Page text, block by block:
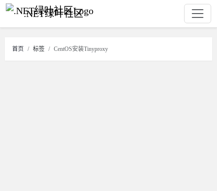
.NET绿叶社区
首页 标签 CentOS安装Tinyproxy